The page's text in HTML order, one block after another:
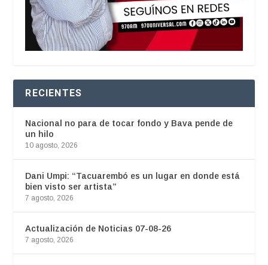
RECIENTES
Nacional no para de tocar fondo y Bava pende de
un hilo
10 agosto, 2026
Dani Umpi: “Tacuarembó es un lugar en donde está
bien visto ser artista”
7 agosto, 2026
Actualización de Noticias 07-08-26
7 agosto, 2026